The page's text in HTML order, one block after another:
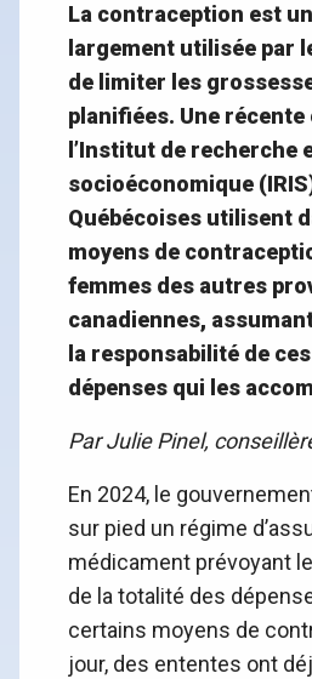
La contraception est
largement utilisée par
de limiter les
planifiées. Une récente
l’Institut de recherche
socioéconomique
Québécoises utilisent
moyens de
femmes des autres
canadiennes,
la responsabilité de
dépenses qui les
Par Julie Pinel,
En 2024, le
sur pied un régime
médicament prévoyant
de la totalité des
certains moyens de
jour, des ententes ont